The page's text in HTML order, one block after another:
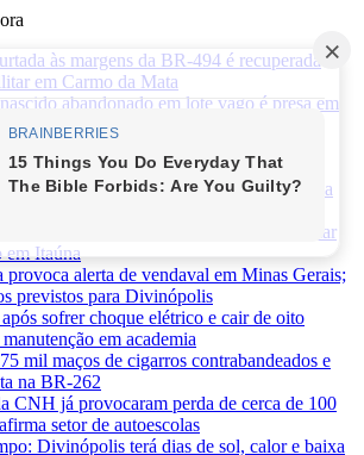
às margens da BR-494 é recuperada
em Carmo da Mata
abandonado em lote vago é presa em
feridas após ataque a facadas no bairro
fim de semana será de sol, calor e baixa
vidro da recepção de hospital após reclamar
em Itaúna
provoca alerta de vendaval em Minas Gerais;
previstos para Divinópolis
sofrer choque elétrico e cair de oito
em academia
mil maços de cigarros contrabandeados e
na BR-262
CNH já provocaram perda de cerca de 100
setor de autoescolas
Divinópolis terá dias de sol, calor e baixa